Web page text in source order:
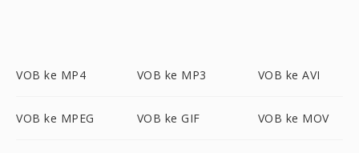
VOB ke MP4 VOB ke MP3 VOB ke AVI
VOB ke MPEG VOB ke GIF VOB ke MOV